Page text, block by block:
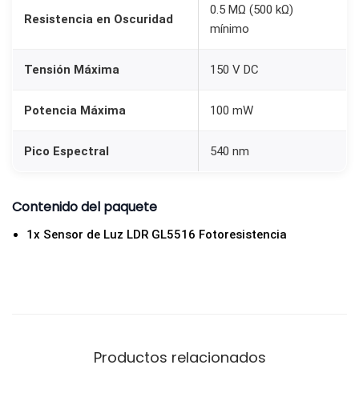
d
d
Resistencia en Oscuridad
0.5 MΩ (500 kΩ)
mínimo
Tensión Máxima 150 V DC
Potencia Máxima 100 mW
Pico Espectral 540 nm
Contenido del paquete
1x Sensor de Luz LDR GL5516 Fotoresistencia
Productos relacionados